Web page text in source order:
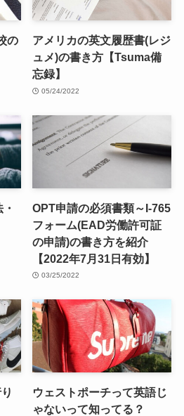
の
アメリカの英文履歴書(レジ
ュメ)の書き方【Tsuma備
忘録】
05/24/2022
OPT申請の必須書類～I-765
フォーム(EAD労働許可証
の申請)の書き方を紹介
【2022年7月31日有効】
03/25/2022
ウェストポーチって英語じ
ゃないって知ってる？